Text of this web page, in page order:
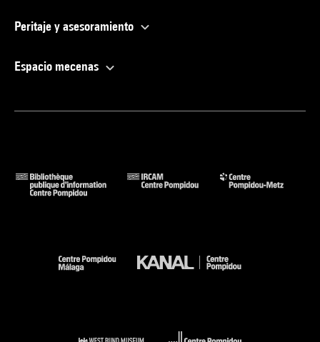
Peritaje y asesoramiento
Espacio mecenas